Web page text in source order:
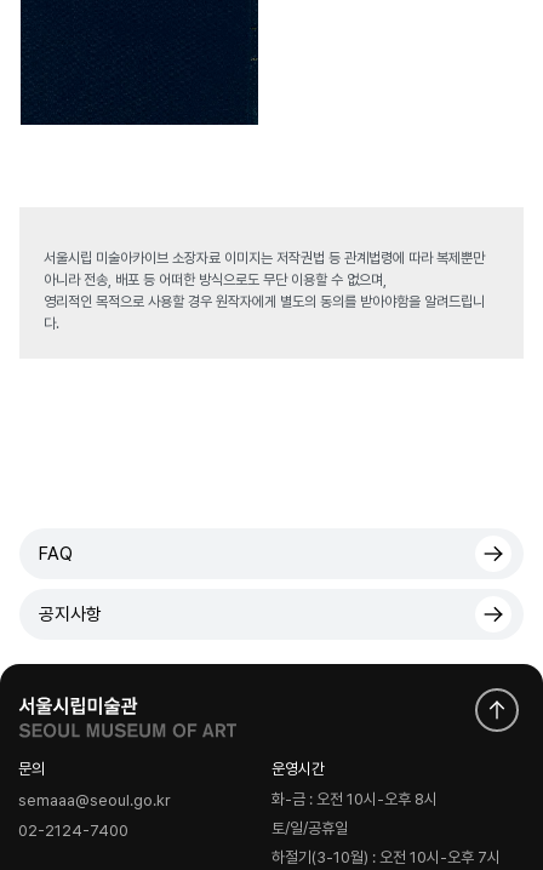
서울시립 미술아카이브 소장자료 이미지는 저작권법 등 관계법령에 따라 복제뿐만
아니라 전송, 배포 등 어떠한 방식으로도 무단 이용할 수 없으며,
영리적인 목적으로 사용할 경우 원작자에게 별도의 동의를 받아야함을 알려드립니
다.
FAQ
공지사항
문의
semaaa@seoul.go.kr
02-2124-7400
운영시간
화-금 : 오전 10시-오후 8시
토/일/공휴일
하절기(3-10월) : 오전 10시-오후 7시